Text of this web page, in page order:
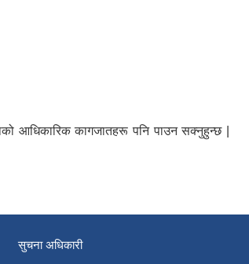
आधिकारिक कागजातहरू पनि पाउन सक्नुहुन्छ |
सुचना अधिकारी